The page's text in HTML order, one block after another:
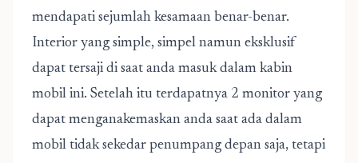
mendapati sejumlah kesamaan benar-benar.
Interior yang simple, simpel namun eksklusif
dapat tersaji di saat anda masuk dalam kabin
mobil ini. Setelah itu terdapatnya 2 monitor yang
dapat menganakemaskan anda saat ada dalam
mobil tidak sekedar penumpang depan saja, tetapi